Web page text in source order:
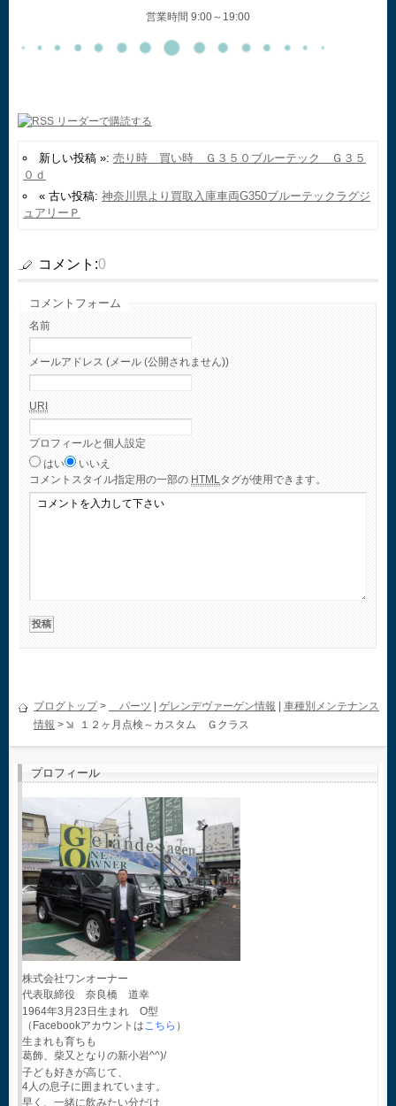
営業時間 9:00～19:00
新しい投稿 »: 売り時 買い時 Ｇ３５０ブルーテック Ｇ３５
０ｄ
« 古い投稿: 神奈川県より買取入庫車両G350ブルーテックラグジ
ュアリーＰ
コメント:0
コメントフォーム
名前
メールアドレス (メール (公開されません))
URI
プロフィールと個人設定
はい
いいえ
コメント スタイル指定用の一部の HTMLタグが使用できます。
ブログトップ> パーツ ゲレンデヴァーゲン情報
車種別メンテナンス
情報 > １２ヶ月点検～カスタム Ｇクラス
プロフィール
株式会社ワンオーナー
代表取締役 奈良橋 道幸
1964年3月23日生まれ O型
（Facebookアカウントはこちら ）
生まれも育ちも
葛飾、柴又となりの新小岩^^)/
子ども好きが高じて、
4人の息子に囲まれています。
早く、一緒に飲みたい分だけ